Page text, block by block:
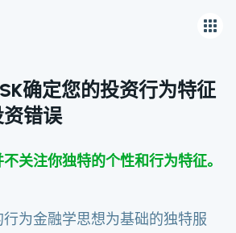
确定您的投资行为特征
错误
关注你独特的个性和行为特征。
为金融学思想为基础的独特服